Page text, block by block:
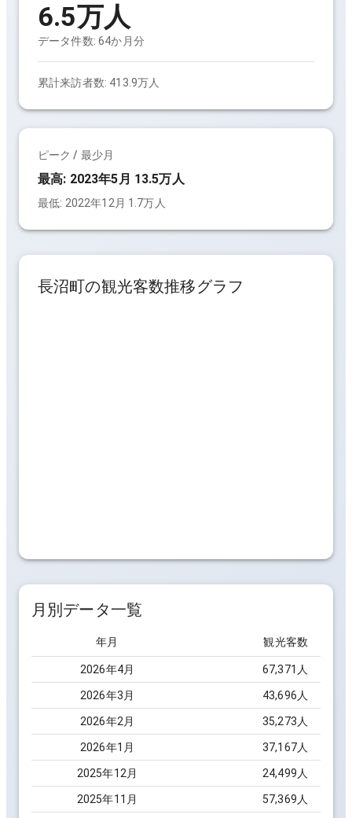
6.5万人
データ件数:64か月分
累計来訪者数: 413.9万人
ピーク / 最少月
最高: 2023年5月 13.5万人
最低: 2022年12月 1.7万人
長沼町の観光客数推移グラフ
月別データ一覧
年月 観光客数
2026年4月 67,371 人
2026年3 月 43,696 人
2026年2 月 35,273 人
2026年1 月 37,167人
2025年12 月 24,499 人
2025年11 月 57,369 人